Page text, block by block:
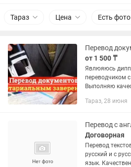
Тараз Цена Есть фото
от 1 500 ₸
Явлюяюсь
переводчиком
Выполняю
документов
заверения
Тараз, 28 июня
Перевод с
Договорная
Перевод
русский и с
язык.